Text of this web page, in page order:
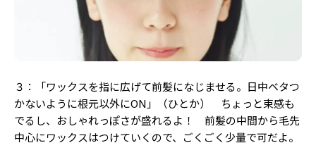
３：「ワックスを指に広げて前髪になじませる。日中ベタつ
かないように根元以外にON」（ひとか） ちょっと束感も
でるし、おしゃれっぽさが盛れるよ！ 前髪の中間から毛先
中心にワックスはつけていくので、ごくごく少量で可だよ。